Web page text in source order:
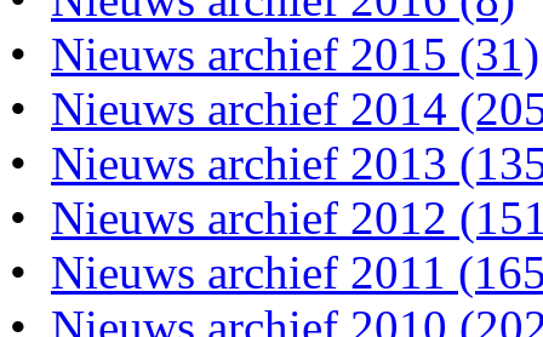
• Nieuws archief 2015 (31)
• Nieuws archief 2014
• Nieuws archief 2013
• Nieuws archief 2012
• Nieuws archief 2011
• Nieuws archief 2010